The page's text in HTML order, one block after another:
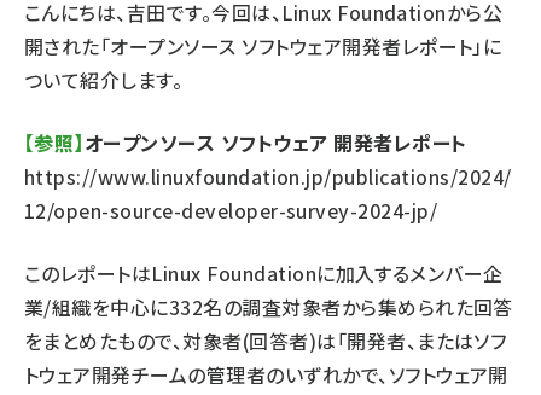
こんにちは、吉田です。今回は、Linux Foundationから公
開された「オープンソース ソフトウェア開発者レポート」に
ついて紹介します。
【参照】オープンソース ソフトウェア 開発者レポート
https://www.linuxfoundation.jp/publications/2024/
12/open-source-developer-survey-2024-jp/
このレポートはLinux Foundationに加入するメンバー企
業/組織を中心に332名の調査対象者から集められた回答
をまとめたもので、対象者(回答者)は「開発者、またはソフ
トウェア開発チームの管理者のいずれかで、ソフトウェア開